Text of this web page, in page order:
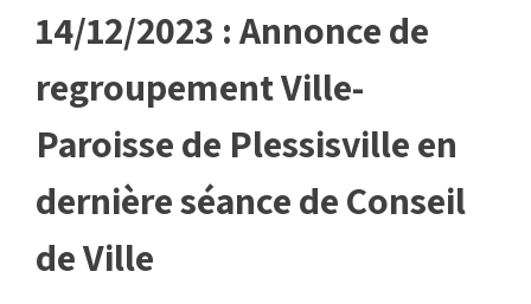
14/12/2023 : Annonce de
regroupement Ville-
Paroisse de Plessisville en
dernière séance de Conseil
de Ville